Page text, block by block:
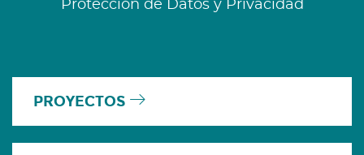
Protección de Datos y Privacidad
PROYECTOS